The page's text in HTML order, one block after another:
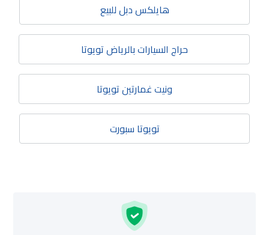
هايلكس دبل للبيع
حراج السيارات بالرياض تويوتا​
ونيت غمارتين تويوتا
تويوتا سبورت